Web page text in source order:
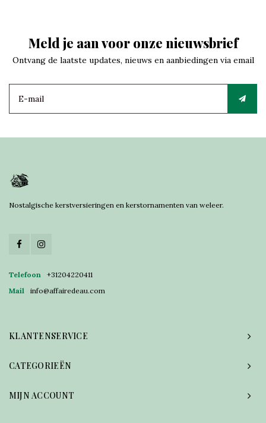
Meld je aan voor onze nieuwsbrief
Ontvang de laatste updates, nieuws en aanbiedingen via email
Nostalgische kerstversieringen en kerstornamenten van weleer.
Telefoon
+31204220411
Mail
info@affairedeau.com
KLANTENSERVICE
CATEGORIEËN
MIJN ACCOUNT